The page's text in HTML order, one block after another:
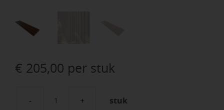
€ 205,00 per stuk
Thermovision
stuk